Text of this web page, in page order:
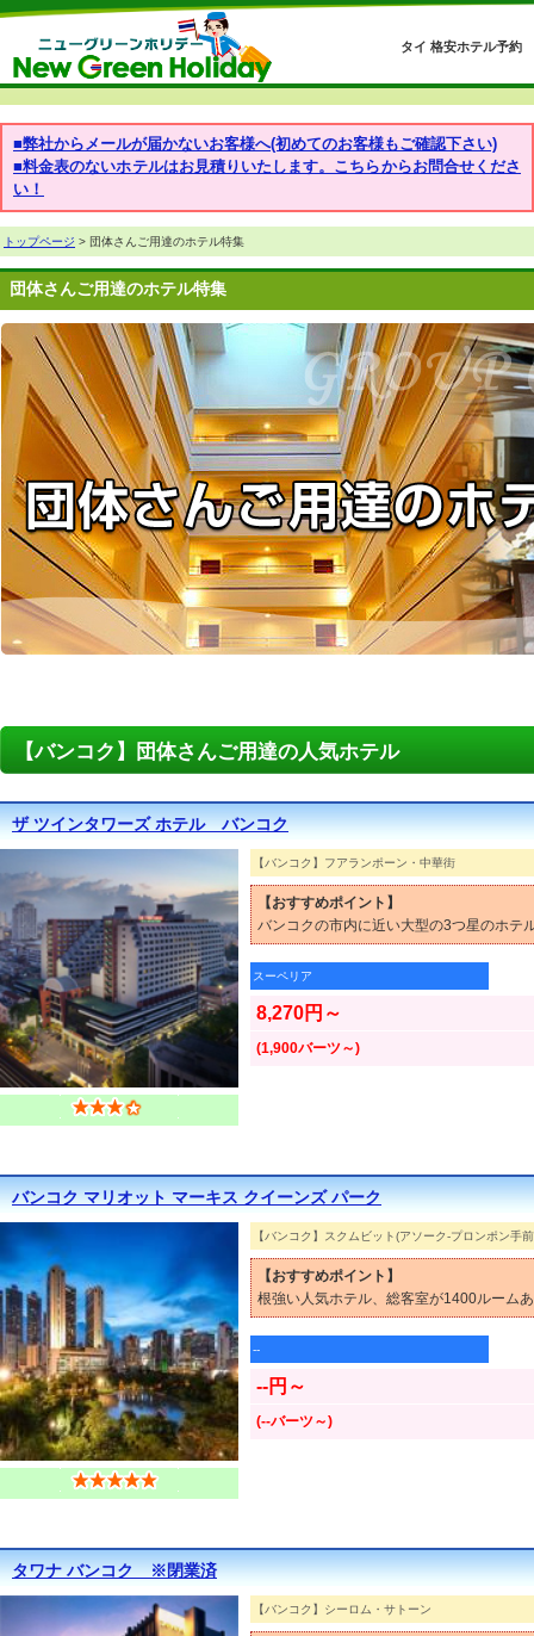
タイ 格安ホテル予約
■弊社からメールが届かないお客様へ(初めてのお客様もご確認下さい)
■料金表のないホテルはお見積りいたします。こちらからお問合せくださ
い！
トップページ > 団体さんご用達のホテル特集
団体さんご用達のホテル特集
【バンコク】団体さんご用達の人気ホテル
ザ ツインタワーズ ホテル バンコク
【バンコク】フアランポーン・中華街
【おすすめポイント】
バンコクの市内に近い大型の3つ星のホテ
スーペリア
8,270円～
(1,900バーツ～)
バンコク マリオット マーキス クイーンズ パーク
【バンコク】スクムビット(アソーク-プロンポン手
【おすすめポイント】
根強い人気ホテル、総客室が1400ルーム
--
--円～
(--バーツ～)
タワナ バンコク ※閉業済
【バンコク】シーロム・サトーン